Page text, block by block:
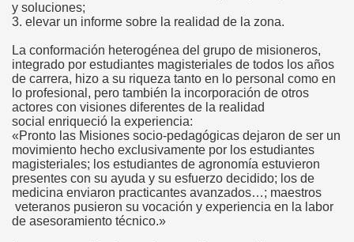
y soluciones;
3. elevar un informe sobre la realidad de la zona.
La conformación heterogénea del grupo de misioneros,
integrado por estudiantes magisteriales de todos los años
de carrera, hizo a su riqueza tanto en lo personal como en
lo profesional, pero también la incorporación de otros
actores con visiones diferentes de la realidad
social enriqueció la experiencia:
«Pronto las Misiones socio-pedagógicas dejaron de ser un
movimiento hecho exclusivamente por los estudiantes
magisteriales; los estudiantes de agronomía estuvieron
presentes con su ayuda y su esfuerzo decidido; los de
medicina enviaron practicantes avanzados…; maestros
veteranos pusieron su vocación y experiencia en la labor
de asesoramiento técnico.»